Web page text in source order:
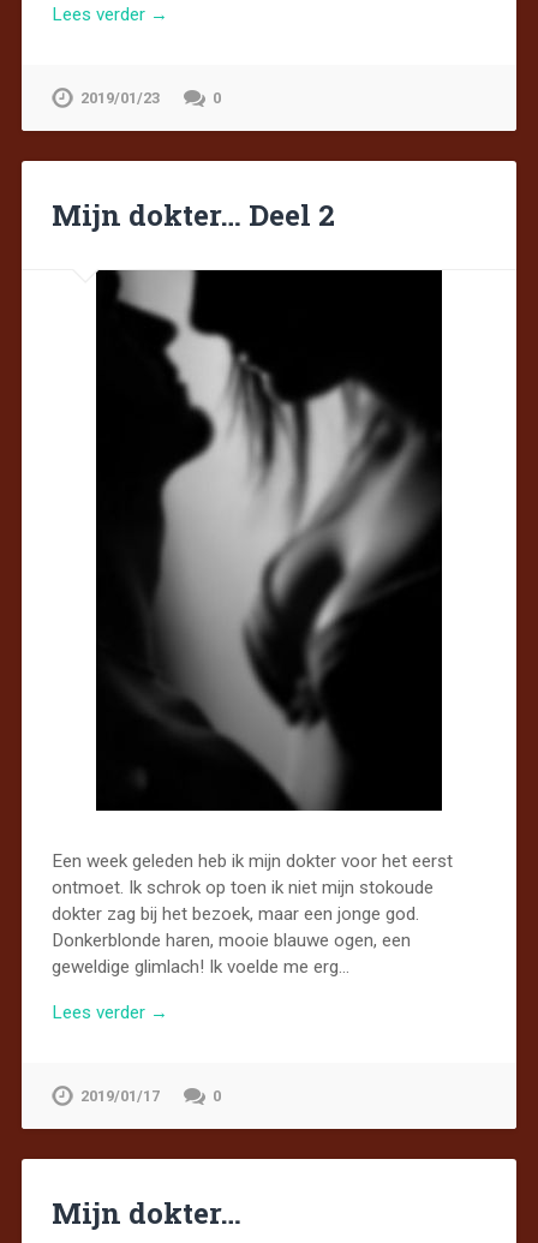
Lees verder →
2019/01/23 0
Mijn dokter… Deel 2
Een week geleden heb ik mijn dokter voor het eerst
ontmoet. Ik schrok op toen ik niet mijn stokoude
dokter zag bij het bezoek, maar een jonge god.
Donkerblonde haren, mooie blauwe ogen, een
geweldige glimlach! Ik voelde me erg…
Lees verder →
2019/01/17 0
Mijn dokter…